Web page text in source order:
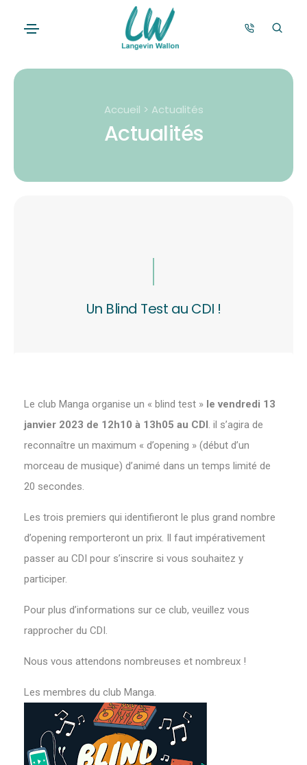
Accueil > Actualités
Actualités
Un Blind Test au CDI !
Le club Manga organise un « blind test » le vendredi 13
janvier 2023 de 12h10 à 13h05 au CDI. il s’agira de
reconnaître un maximum « d’opening » (début d’un
morceau de musique) d’animé dans un temps limité de
20 secondes.
Les trois premiers qui identifieront le plus grand nombre
d’opening remporteront un prix. Il faut impérativement
passer au CDI pour s’inscrire si vous souhaitez y
participer.
Pour plus d’informations sur ce club, veuillez vous
rapprocher du CDI.
Nous vous attendons nombreuses et nombreux !
Les membres du club Manga.